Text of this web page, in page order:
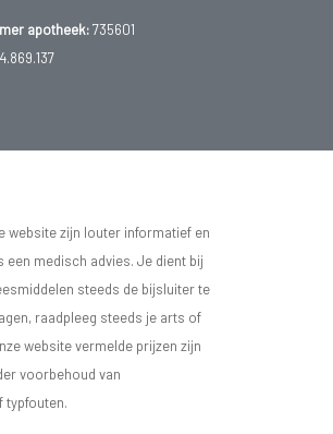
apotheek:735601
website zijn louter informatief en
een medisch advies. Je dient bij
steeds de bijsluiter te
raadpleeg steeds je arts of
website vermelde prijzen zijn
voorbehoud van
typfouten.